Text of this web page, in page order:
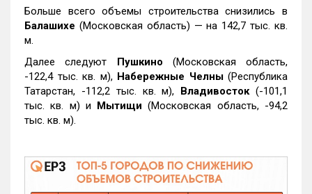
Больше всего объемы строительства снизились в
Балашихе (Московская область) — на 142,7 тыс. кв.
м.
Далее следуют Пушкино (Московская область,
-122,4 тыс. кв. м), Набережные Челны(Республика
Татарстан, -112,2 тыс. кв. м), Владивосток(-101,1
тыс. кв. м) и Мытищи (Московская область, -94,2
тыс. кв. м).